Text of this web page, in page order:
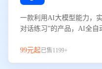
一款利用AI大模型能力，
对话练习”的产品，AI全
服能力。
99元起已售1199+